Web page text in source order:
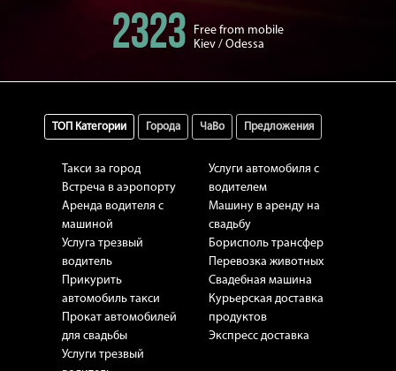
2323
Free from mobile
Kiev / Odessa
ТОП Категории Города ЧаВо Предложения
Такси за город
Встреча в аэропорту
Аренда водителя с
машиной
Услуга трезвый
водитель
Услуги автомобиля с
водителем
Машину в аренду на
свадьбу
Борисполь трансфер
Перевозка животных
Прикурить
автомобиль такси
Прокат автомобилей
для свадьбы
Услуги трезвый
Свадебная машина
Курьерская доставка
продуктов
Экспресс доставка